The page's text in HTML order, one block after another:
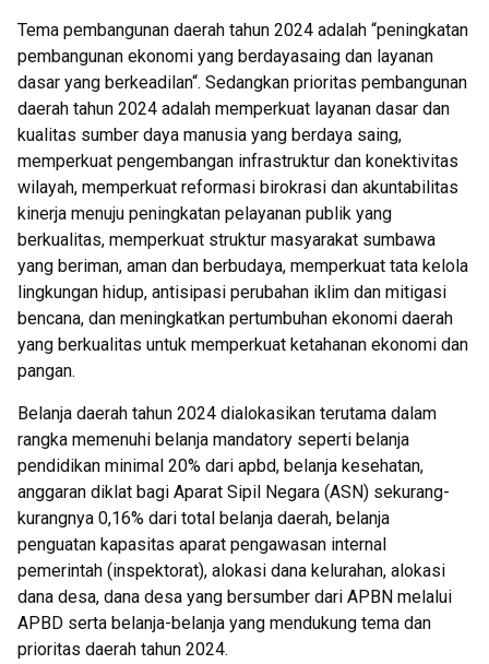
Tema pembangunan daerah tahun 2024 adalah “peningkatan
pembangunan ekonomi yang berdayasaing dan layanan
dasar yang berkeadilan“. Sedangkan prioritas pembangunan
daerah tahun 2024 adalah memperkuat layanan dasar dan
kualitas sumber daya manusia yang berdaya saing,
memperkuat pengembangan infrastruktur dan konektivitas
wilayah, memperkuat reformasi birokrasi dan akuntabilitas
kinerja menuju peningkatan pelayanan publik yang
berkualitas, memperkuat struktur masyarakat sumbawa
yang beriman, aman dan berbudaya, memperkuat tata kelola
lingkungan hidup, antisipasi perubahan iklim dan mitigasi
bencana, dan meningkatkan pertumbuhan ekonomi daerah
yang berkualitas untuk memperkuat ketahanan ekonomi dan
pangan.
Belanja daerah tahun 2024 dialokasikan terutama dalam
rangka memenuhi belanja mandatory seperti belanja
pendidikan minimal 20% dari apbd, belanja kesehatan,
anggaran diklat bagi Aparat Sipil Negara (ASN) sekurang-
kurangnya 0,16% dari total belanja daerah, belanja
penguatan kapasitas aparat pengawasan internal
pemerintah (inspektorat), alokasi dana kelurahan, alokasi
dana desa, dana desa yang bersumber dari APBN melalui
APBD serta belanja-belanja yang mendukung tema dan
prioritas daerah tahun 2024.